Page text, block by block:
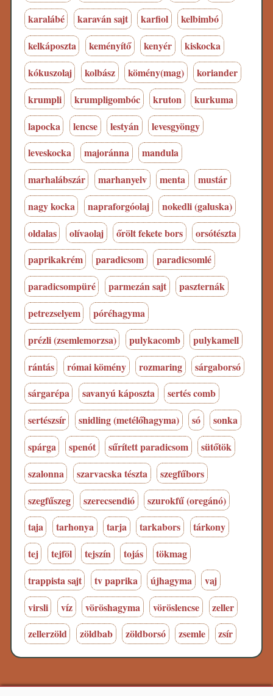
karalábé
karaván sajt karfiol
kelbimbó
kelkáposzta
keményítő kenyér
kiskocka
kókuszolaj
kolbász kömény(mag)
koriander
krumpli
krumpligombóc kruton
kurkuma
lapocka
lencse lestyán
levesgyöngy
leveskocka
majoránna
mandula
marhalábszár
marhanyelv menta
mustár
nagy kocka
napraforgóolaj
nokedli (galuska)
oldalas
olívaolaj őrölt fekete bors
orsótészta
paprikakrém
paradicsom
paradicsomlé
paradicsompüré
parmezán sajt
paszternák
petrezselyem
póréhagyma
prézli (zsemlemorzsa)
pulykacomb
pulykamell
rántás
római kömény rozmaring
sárgaborsó
sárgarépa
savanyú káposzta
sertés comb
sertészsír
snidling (metélőhagyma) só
sonka
spárga
spenót sűrített paradicsom
sütőtök
szalonna
szarvacska tészta
szegfűbors
szegfűszeg
szerecsendió
szurokfű (oregánó)
taja
tarhonya tarja tarkabors
tárkony
tej
tejföl tejszín tojás
tökmag
trappista sajt
tv paprika újhagyma
vaj
virsli
víz vöröshagyma vöröslencse
zeller
zellerzöld
zöldbab zöldborsó zsemle zsír